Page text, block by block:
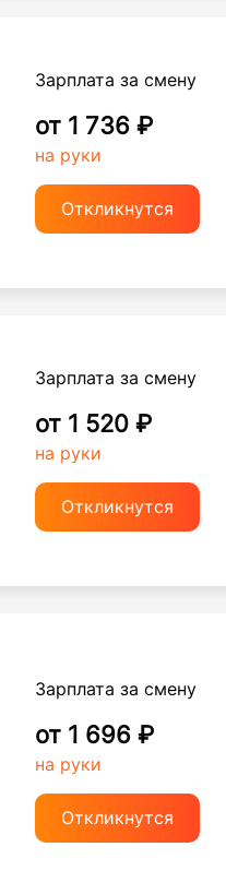
Зарплата за смену
от 1 736 ₽
на руки
Откликнутся
Зарплата за смену
от 1 520 ₽
на руки
Откликнутся
Зарплата за смену
от 1 696 ₽
на руки
Откликнутся